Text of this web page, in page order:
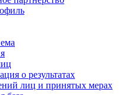
о результатах
лиц и принятых мерах